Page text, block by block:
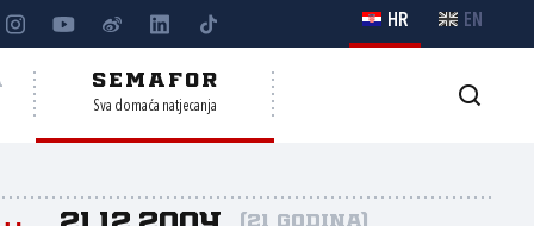
HR EN
SEMAFOR
Sva domaća natjecanja
(21 godina)